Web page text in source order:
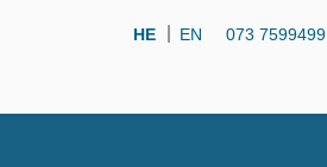
073 7599499
EN
HE